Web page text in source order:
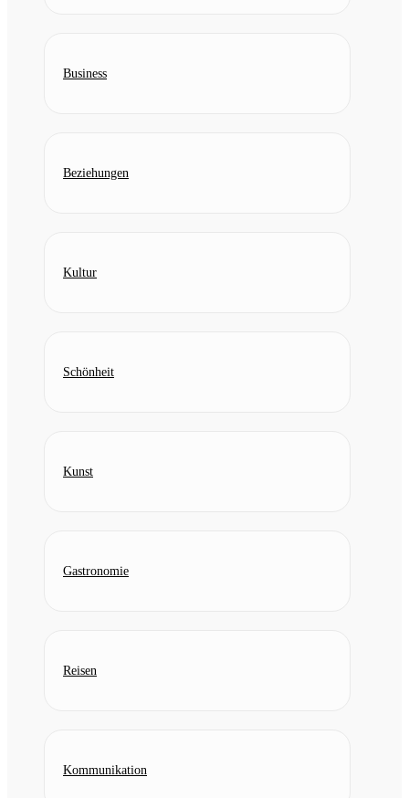
Business
Beziehungen
Kultur
Schönheit
Kunst
Gastronomie
Reisen
Kommunikation